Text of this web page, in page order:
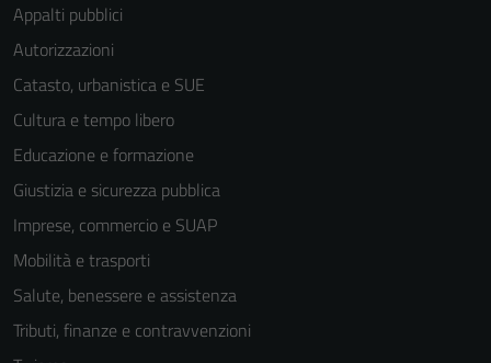
Appalti pubblici
Autorizzazioni
Catasto, urbanistica e SUE
Cultura e tempo libero
Educazione e formazione
Giustizia e sicurezza pubblica
Imprese, commercio e SUAP
Mobilità e trasporti
Salute, benessere e assistenza
Tributi, finanze e contravvenzioni